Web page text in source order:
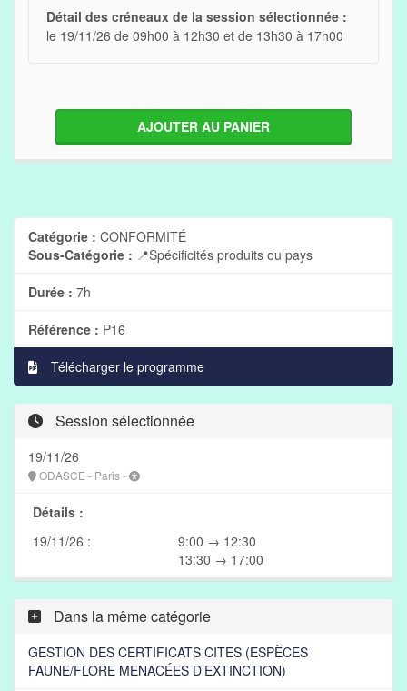
Détail des créneaux de la session sélectionnée :
le 19/11/26 de 09h00 à 12h30 et de 13h30 à 17h00
AJOUTER AU PANIER
Catégorie : CONFORMITÉ
Sous-Catégorie : 📍Spécificités produits ou pays
Durée : 7h
Référence : P16
Télécharger le programme
Session sélectionnée
19/11/26
ODASCE - Paris -
Détails :
19/11/26 :
9:00 → 12:30
13:30 → 17:00
Dans la même catégorie
GESTION DES CERTIFICATS CITES (ESPÈCES
FAUNE/FLORE MENACÉES D’EXTINCTION)